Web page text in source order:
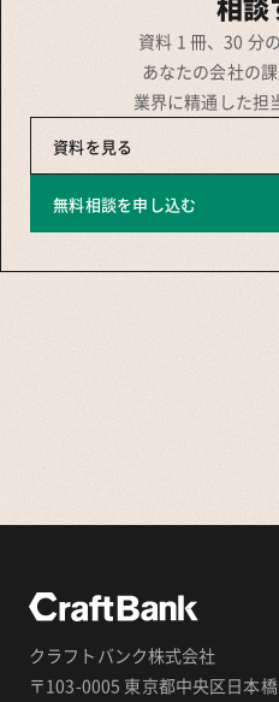
資料 1 冊、30 分
あなたの会社の課
業界に精通した担
資料を見る
無料相談を申し込む
クラフトバンク株式会社
〒103-0005 東京都中央区日本